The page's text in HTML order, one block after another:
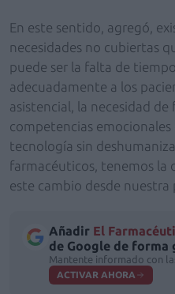
En este sentido, agregó,
necesidades no cubiertas
puede ser la falta de
adecuadamente a los
asistencial, la necesidad
competencias
tecnología sin
farmacéuticos, tenemos
este cambio desde nuestra
Añadir El
de Google de forma
Mantente informado con
ACTIVAR AHORA